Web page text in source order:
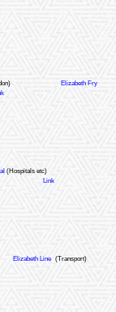
Elizabeth Fry
(Hospitals etc)
Link
Elizabeth Line (Transport)